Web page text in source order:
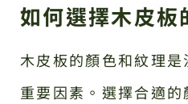
如何選擇木皮板
木皮板的顏色和紋理
重要因素。選擇合適